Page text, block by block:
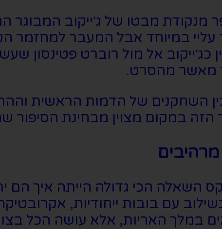
מבטו של ג׳ייקוב המבוגר
במיוחד אבל המעבר למחזמר
אל מול רוברט פטינסון
מאשר מהסרט.
בין השחקנים של הדמות הראשית
במקום מצוין מבחינת הסיפור
מרהיבים
הכי גדולה הייתה איך הם
עם בובות ייחודיות,
במלך האריות, אלא עושה הכל